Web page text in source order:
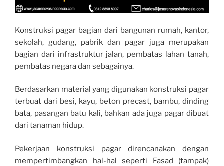
Konstruksi pagar bagian dari bangunan rumah, kantor,
sekolah, gudang, pabrik dan pagar juga merupakan
bagian dari infrastruktur jalan, pembatas lahan tanah,
pembatas negara dan sebagainya.
Berdasarkan material yang digunakan konstruksi pagar
terbuat dari besi, kayu, beton precast, bambu, dinding
bata, pasangan batu kali, bahkan ada juga pagar dibuat
dari tanaman hidup.
Pekerjaan konstruksi pagar direncanakan dengan
mempertimbangkan hal-hal seperti Fasad (tampak)